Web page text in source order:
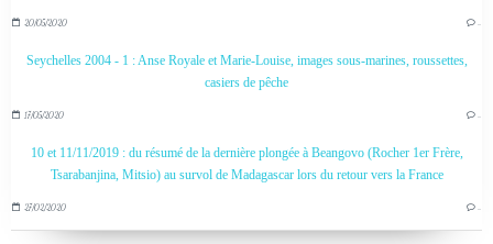
20/05/2020 …
Seychelles 2004 - 1 : Anse Royale et Marie-Louise, images sous-marines, roussettes,
casiers de pêche
17/05/2020 …
10 et 11/11/2019 : du résumé de la dernière plongée à Beangovo (Rocher 1er Frère,
Tsarabanjina, Mitsio) au survol de Madagascar lors du retour vers la France
27/02/2020 …